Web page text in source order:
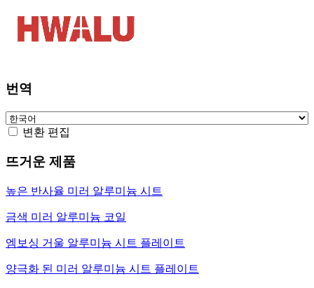
번역
변환 편집
뜨거운 제품
높은 반사율 미러 알루미늄 시트
금색 미러 알루미늄 코일
엠보싱 거울 알루미늄 시트 플레이트
양극화 된 미러 알루미늄 시트 플레이트